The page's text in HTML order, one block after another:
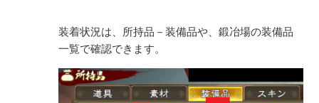
装着状況は、所持品－装備品や、鍛冶場の装備品
一覧で確認できます。